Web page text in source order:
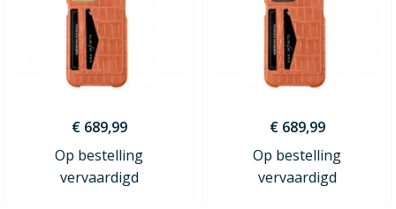
€ 689,99
Op bestelling
vervaardigd
€ 689,99
Op bestelling
vervaardigd